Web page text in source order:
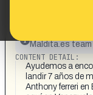
familiares
This content
Maldita.es team
CONTENT DETAIL:
Ayudemos a
landir 7 años de
Anthony ferreri